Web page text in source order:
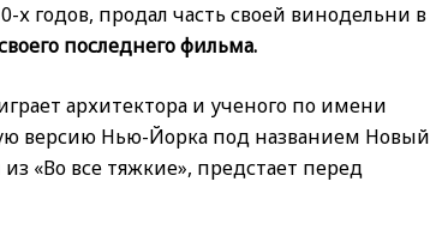
годов, продал часть своей винодельни в
последнего фильма.
архитектора и ученого по имени
версию Нью-Йорка под названием Новый
«Во все тяжкие», предстает перед